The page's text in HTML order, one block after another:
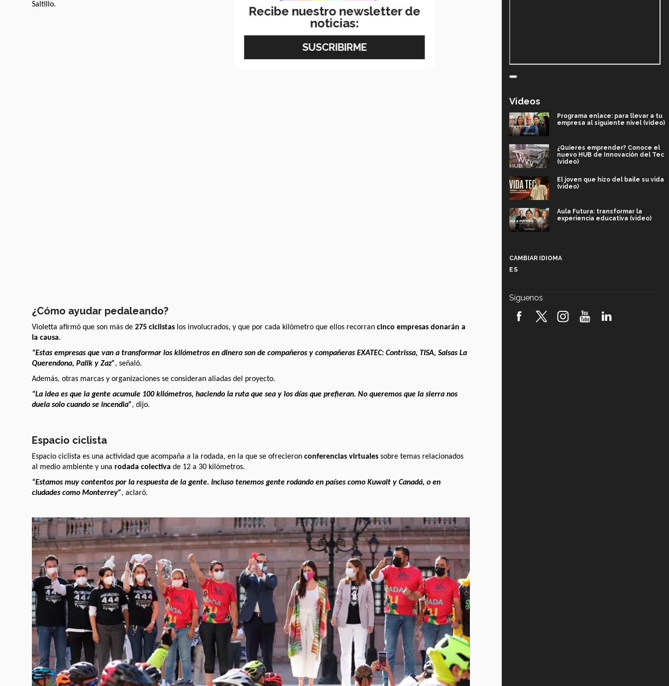
Saltillo.
¿Cómo ayudar pedaleando?
Violetta afirmó que son más de 275 ciclistas los involucrados, y que por cada kilómetro que ellos recorran cinco empresas donarán a
la causa.
“Estas empresas que van a transformar los kilómetros en dinero son de compañeros y compañeras EXATEC: Contrissa, TISA, Salsas La
Querendona, Palik y Zaz”, señaló.
Además, otras marcas y organizaciones se consideran aliadas del proyecto.
“La idea es que la gente acumule 100 kilómetros, haciendo la ruta que sea y los días que prefieran. No queremos que la sierra nos
duela solo cuando se incendia”, dijo.
Espacio ciclista
Espacio ciclista es una actividad que acompaña a la rodada, en la que se ofrecieron conferencias virtuales sobre temas relacionados
al medio ambiente y una rodada colectiva de 12 a 30 kilómetros.
“Estamos muy contentos por la respuesta de la gente. Incluso tenemos gente rodando en países como Kuwait y Canadá, o en
ciudades como Monterrey”, aclaró.
Videos
Programa enlace: para llevar a tu
empresa al siguiente nivel (video)
¿Quieres emprender? Conoce el
nuevo HUB de Innovación del Tec
(video)
El joven que hizo del baile su vida
(video)
Aula Futura: transformar la
experiencia educativa (video)
robótica FIRST 2026! (video)
CAMBIAR IDIOMA
ES
Síguenos
Recibe nuestro newsletter de
noticias: